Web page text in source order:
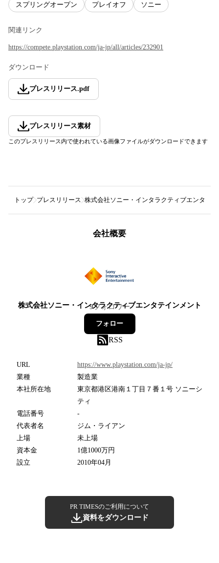
スプリングオープン プレイオフ ソニー
関連リンク
https://compete.playstation.com/ja-jp/all/articles/232901
ダウンロード
プレスリリース.pdf
プレスリリース素材
このプレスリリース内で使われている画像ファイルがダウンロードできます
トップ プレスリリース 株式会社ソニー・インタラクティブエンタテ
会社概要
株式会社ソニー・インタラクティブエンタテインメント
9フォロワー
フォロー
RSS
URL
https://www.playstation.com/ja-jp/
業種
製造業
本社所在地
東京都港区港南１丁目７番１号 ソニーシ
ティ
電話番号
-
代表者名
ジム・ライアン
上場
未上場
資本金
1億1000万円
設立
2010年04月
PR TIMESのご利用について
資料をダウンロード